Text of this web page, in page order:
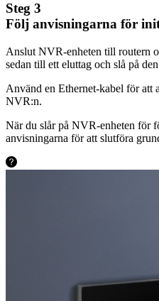
Steg 3
Följ anvisningarna för
Anslut NVR-enheten till routern
sedan till ett eluttag och slå på
Använd en Ethernet-kabel för att
NVR:n.
När du slår på NVR-enheten för
anvisningarna för att slutföra